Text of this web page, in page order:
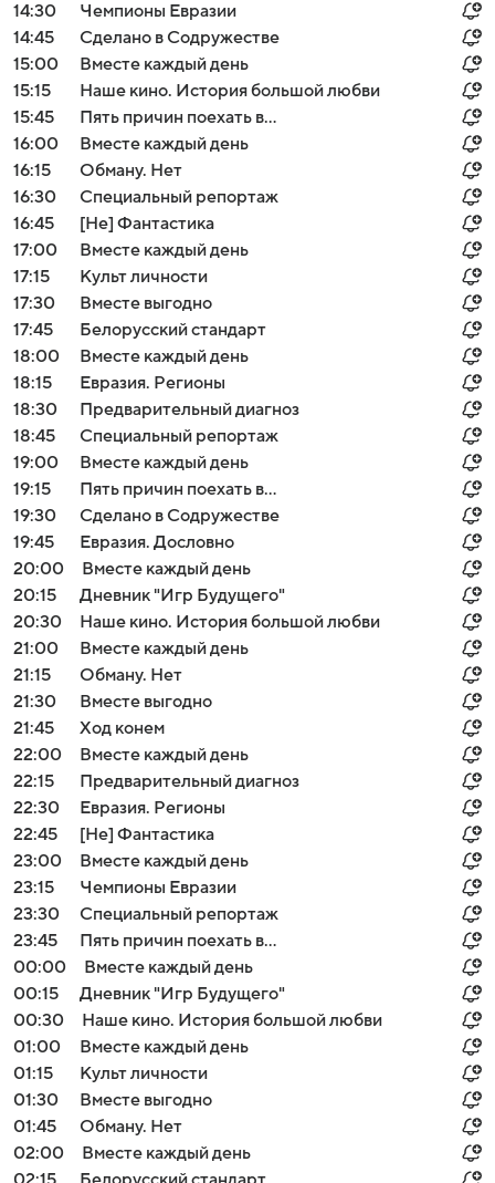
14:30
Чемпионы Евразии
14:45
Сделано в Содружестве
15:00
Вместе каждый день
15:15
Наше кино. История большой любви
15:45
Пять причин поехать в...
16:00
Вместе каждый день
16:15
Обману. Нет
16:30
Специальный репортаж
16:45
[Не] Фантастика
17:00
Вместе каждый день
17:15
Культ личности
17:30
Вместе выгодно
17:45
Белорусский стандарт
18:00
Вместе каждый день
18:15
Евразия. Регионы
18:30
Предварительный диагноз
18:45
Специальный репортаж
19:00
Вместе каждый день
19:15
Пять причин поехать в...
19:30
Сделано в Содружестве
19:45
Евразия. Дословно
20:00
Вместе каждый день
20:15
Дневник "Игр Будущего"
20:30
Наше кино. История большой любви
21:00
Вместе каждый день
21:15
Обману. Нет
21:30
Вместе выгодно
21:45
Ход конем
22:00
Вместе каждый день
22:15
Предварительный диагноз
22:30
Евразия. Регионы
22:45
[Не] Фантастика
23:00
Вместе каждый день
23:15
Чемпионы Евразии
23:30
Специальный репортаж
23:45
Пять причин поехать в...
00:00
Вместе каждый день
00:15
Дневник "Игр Будущего"
00:30
Наше кино. История большой любви
01:00
Вместе каждый день
01:15
Культ личности
01:30
Вместе выгодно
01:45
Обману. Нет
02:00
Вместе каждый день